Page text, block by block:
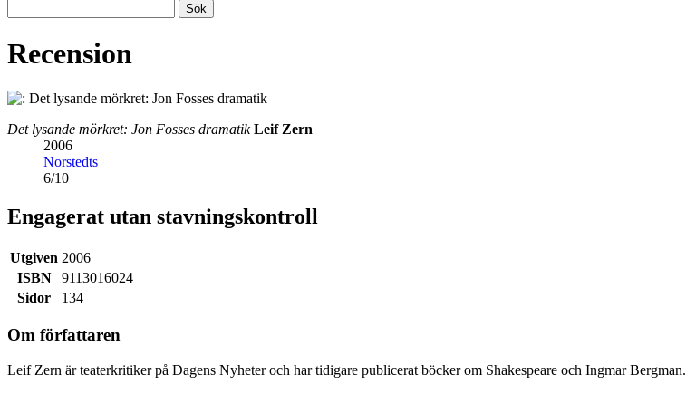
Recension
Det lysande mörkret: Jon Fosses dramatik Leif Zern
2006
Norstedts
6/10
Engagerat utan stavningskontroll
Utgiven 2006
ISBN
9113016024
Sidor
134
Om författaren
Leif Zern är teaterkritiker på Dagens Nyheter och har tidigare publicerat böcker om Shakespeare och Ingmar Bergman.